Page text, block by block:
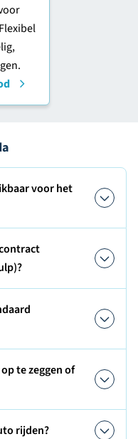
voor het
te zeggen of
rijden?